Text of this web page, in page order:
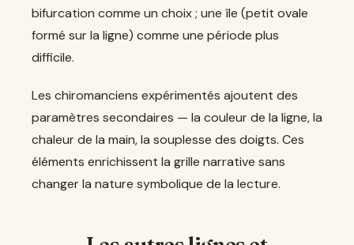
bifurcation comme un choix ; une île (petit ovale
formé sur la ligne) comme une période plus
difficile.
Les chiromanciens expérimentés ajoutent des
paramètres secondaires — la couleur de la ligne, la
chaleur de la main, la souplesse des doigts. Ces
éléments enrichissent la grille narrative sans
changer la nature symbolique de la lecture.